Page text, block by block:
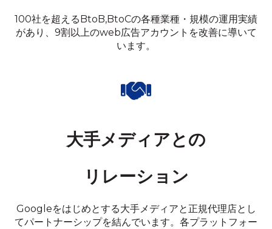
100社を超えるBtoB,BtoCの各種業種・規模の運用実績
があり、9割以上のweb広告アカウントを改善に導いて
います。
大手メディアとの
リレーション
Googleをはじめとする大手メディアと正規代理店とし
てパートナーシップを結んでいます。各プラットフォー